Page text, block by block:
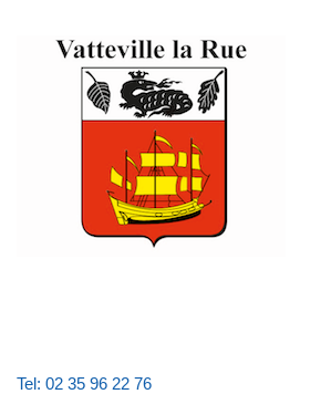
Tel: 02 35 96 22 76